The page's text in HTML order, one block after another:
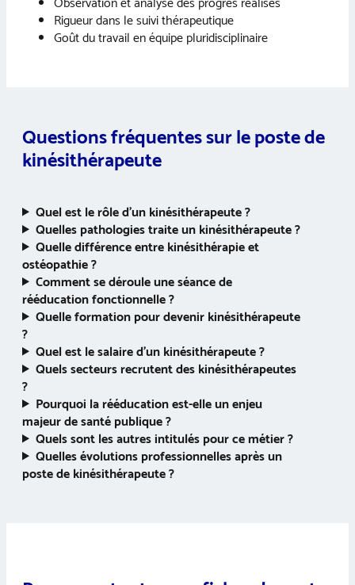
Rigueur dans le suivi thérapeutique
Goût du travail en équipe pluridisciplinaire
Questions fréquentes sur le poste de
kinésithérapeute
Quel est le rôle d’un kinésithérapeute ?
Quelles pathologies traite un kinésithérapeute ?
Quelle différence entre kinésithérapie et
ostéopathie ?
Comment se déroule une séance de
rééducation fonctionnelle ?
Quelle formation pour devenir kinésithérapeute
?
Quel est le salaire d’un kinésithérapeute ?
Quels secteurs recrutent des kinésithérapeutes
?
Pourquoi la rééducation est-elle un enjeu
majeur de santé publique ?
Quels sont les autres intitulés pour ce métier ?
Quelles évolutions professionnelles après un
poste de kinésithérapeute ?